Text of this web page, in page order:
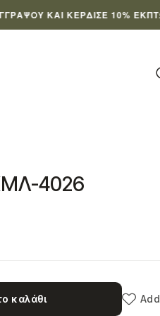
ΚΑΙ ΚΈΡΔΙΣΕ 10% ΈΚΠΤΩΣΗ
4026
καλάθι